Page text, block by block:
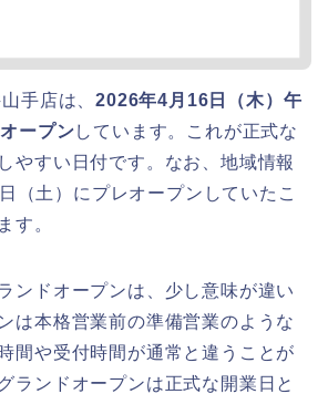
手店は、2026年4月16日（木）午
ープンしています。これが正式な
やすい日付です。なお、地域情報
（土）にプレオープンしていたこ
す。
ンドオープンは、少し意味が違い
は本格営業前の準備営業のような
間や受付時間が通常と違うことが
ランドオープンは正式な開業日と